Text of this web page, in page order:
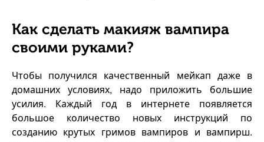
Как сделать макияж вампира
своими руками?
Чтобы получился качественный мейкап даже в
домашних условиях, надо приложить большие
усилия. Каждый год в интернете появляется
большое количество новых инструкций по
созданию крутых гримов вампиров и вампирш.